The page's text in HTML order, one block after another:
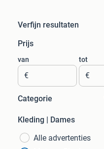
Verfijn resultaten
Prijs
van
€
tot
€
Categorie
Kleding | Dames
Alle advertenties